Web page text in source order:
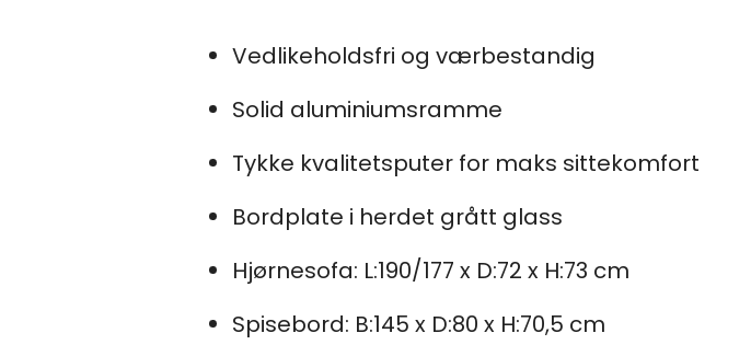
Vedlikeholdsfri og værbestandig
Solid aluminiumsramme
Tykke kvalitetsputer for maks sittekomfort
Bordplate i herdet grått glass
Hjørnesofa: L:190/177 x D:72 x H:73 cm
Spisebord: B:145 x D:80 x H:70,5 cm